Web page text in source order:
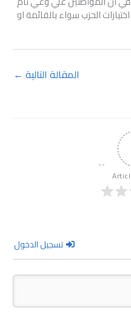
الحزب سواء بالقائمة او
المقالة التالية ←
تسجيل الدخول